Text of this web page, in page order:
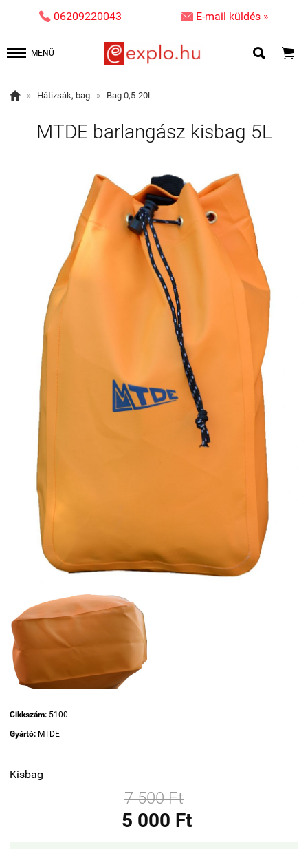
 06209220043  E-mail küldés »
MENÜ  
 » Hátizsák, bag » Bag 0,5-20l
MTDE barlangász kisbag 5L
Cikkszám: 5100
Gyártó: MTDE
Kisbag
7 500 Ft
5 000 Ft